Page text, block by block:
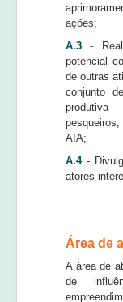
ações;
A.3
-
potencial
de outras
conjunto
AIA;
A.4-
atores
Área de
A área de
de